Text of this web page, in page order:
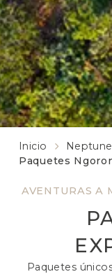
AVENTURAS A
Paquetes
Inicio
Paquetes